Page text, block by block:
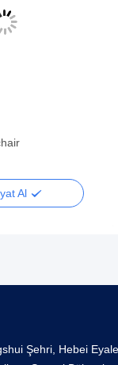
Al
Şehri, Hebei